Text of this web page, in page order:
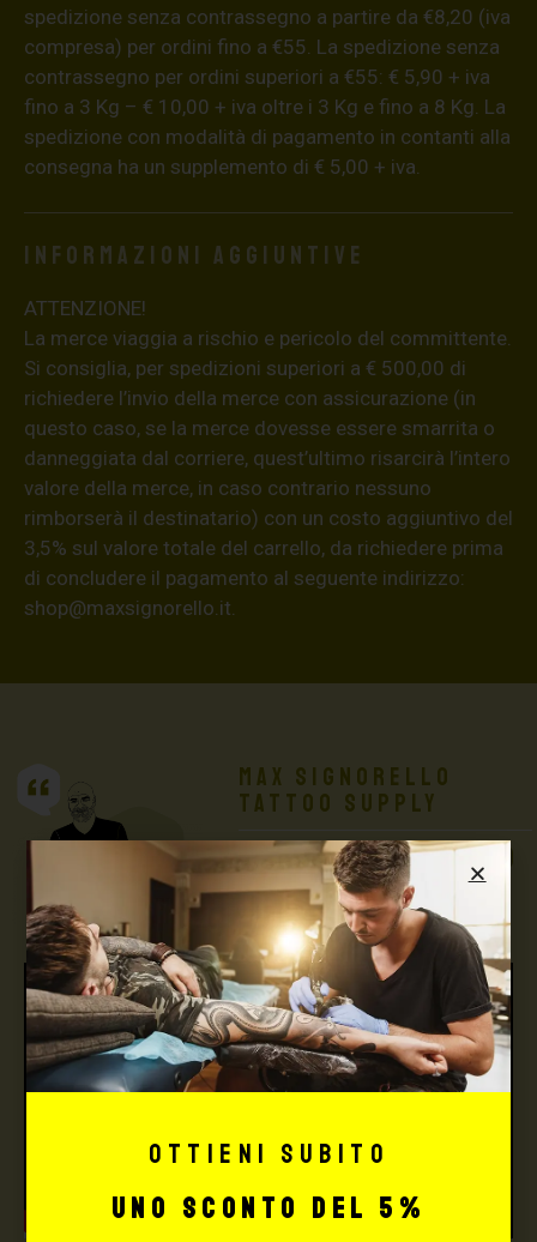
spedizione senza contrassegno a partire da €8,20 (iva
compresa) per ordini fino a €55. La spedizione senza
contrassegno per ordini superiori a €55: € 5,90 + iva
fino a 3 Kg – € 10,00 + iva oltre i 3 Kg e fino a 8 Kg. La
spedizione con modalità di pagamento in contanti alla
consegna ha un supplemento di € 5,00 + iva.
Informazioni aggiuntive
ATTENZIONE!
La merce viaggia a rischio e pericolo del committente.
Si consiglia, per spedizioni superiori a € 500,00 di
richiedere l’invio della merce con assicurazione (in
questo caso, se la merce dovesse essere smarrita o
danneggiata dal corriere, quest’ultimo risarcirà l’intero
valore della merce, in caso contrario nessuno
rimborserà il destinatario) con un costo aggiuntivo del
3,5% sul valore totale del carrello, da richiedere prima
di concludere il pagamento al seguente indirizzo:
shop@maxsignorello.it
Max Signorello
Tattoo Supply
TUTTO PER IL TUO
TATTOO STUDIO
Ottieni subito
uno sconto del 5%